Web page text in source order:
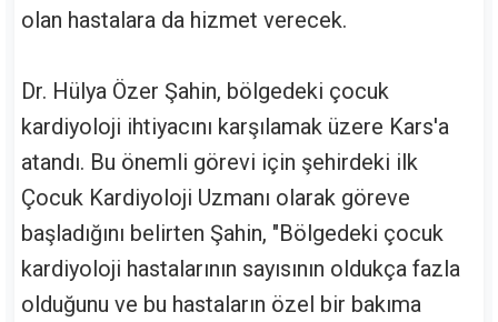
olan hastalara da hizmet verecek.
Dr. Hülya Özer Şahin, bölgedeki çocuk
kardiyoloji ihtiyacını karşılamak üzere Kars'a
atandı. Bu önemli görevi için şehirdeki ilk
Çocuk Kardiyoloji Uzmanı olarak göreve
başladığını belirten Şahin, "Bölgedeki çocuk
kardiyoloji hastalarının sayısının oldukça fazla
olduğunu ve bu hastaların özel bir bakıma